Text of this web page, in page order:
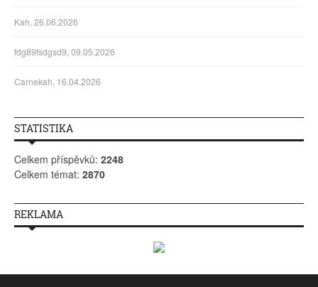
Kah, 26.06.2026
fdg89fsdgsd9, 09.05.2026
Carnekah, 16.04.2026
STATISTIKA
Celkem příspěvků: 2248
Celkem témat: 2870
REKLAMA